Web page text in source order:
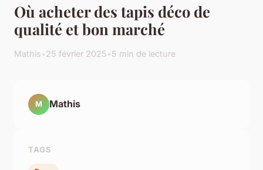
Où acheter des tapis déco de
qualité et bon marché
Mathis•25 février 2025•5 min de lecture
M Mathis
TAGS